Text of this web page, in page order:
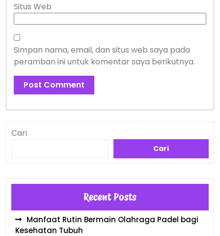
Situs Web
Simpan nama, email, dan situs web saya pada
peramban ini untuk komentar saya berikutnya.
Cari
Cari
Recent Posts
Manfaat Rutin Bermain Olahraga Padel bagi
Kesehatan Tubuh